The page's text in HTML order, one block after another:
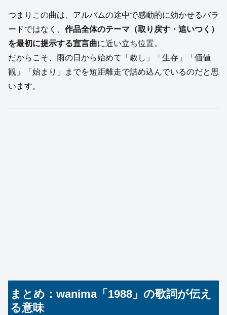
つまりこの曲は、アルバムの途中で感動的に効かせるバラ
ードではなく、 作品全体のテーマ（取り戻す・追いつく）
を最初に提示する宣言曲に近い立ち位置。
だからこそ、雨の日から始めて「赦し」「生存」「価値
観」「始まり」までを短距離走で詰め込んでいるのだと思
います。
まとめ：wanima「1988」の歌詞が伝え
る意味